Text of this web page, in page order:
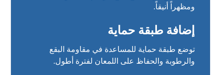
ومظهراً أنيقاً.
إضافة طبقة حماية
توضع طبقة حماية للمساعدة في مقاومة البقع
والرطوبة والحفاظ على اللمعان لفترة أطول.